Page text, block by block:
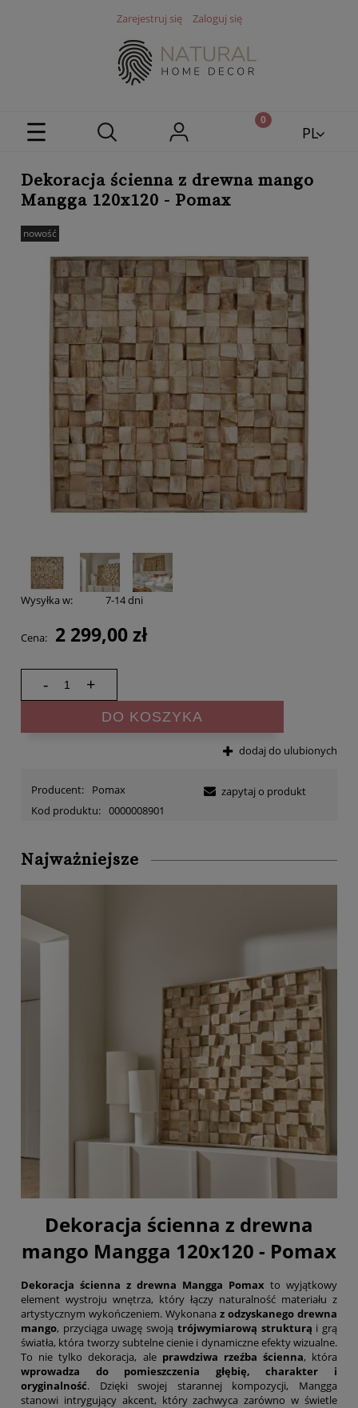
Zarejestruj się Zaloguj się
PL
Dekoracja ścienna z drewna mango
Mangga 120x120 - Pomax
nowość
Wysyłka w: 7-14 dni
Cena: 2 299,00 zł
- +
DO KOSZYKA
dodaj do ulubionych
Producent:
Pomax
Kod produktu: 0000008901
zapytaj o produkt
Najważniejsze
Dekoracja ścienna z drewna
mango Mangga 120x120 - Pomax
Dekoracja ścienna z drewna Mangga Pomax to wyjątkowy
element wystroju wnętrza, który łączy naturalność materiału z
artystycznym wykończeniem. Wykonana z odzyskanego drewna
mango, przyciąga uwagę swoją trójwymiarową strukturą i grą
światła, która tworzy subtelne cienie i dynamiczne efekty wizualne.
To nie tylko dekoracja, ale prawdziwa rzeźba ścienna, która
wprowadza do pomieszczenia głębię, charakter i
oryginalność. Dzięki swojej starannej kompozycji, Mangga
stanowi intrygujący akcent, który zachwyca zarówno w świetle